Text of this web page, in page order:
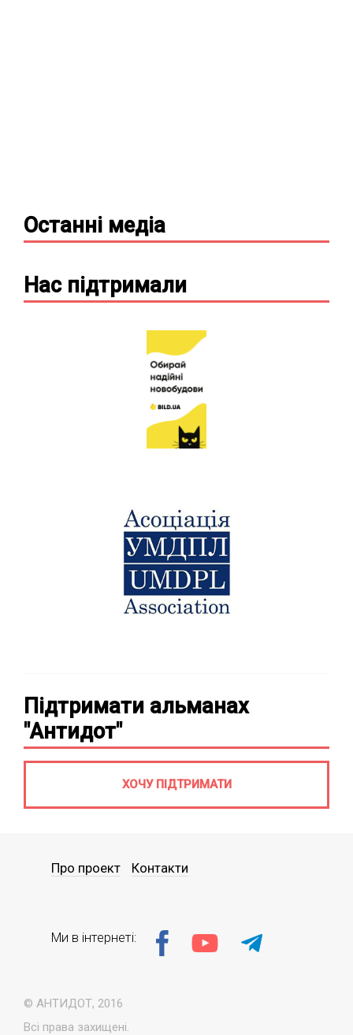
Останні медіа
Нас підтримали
Підтримати альманах
"Антидот"
ХОЧУ ПІДТРИМАТИ
© АНТИДОТ, 2016
Всі права захищені.
Про проект Контакти
Ми в інтернеті: